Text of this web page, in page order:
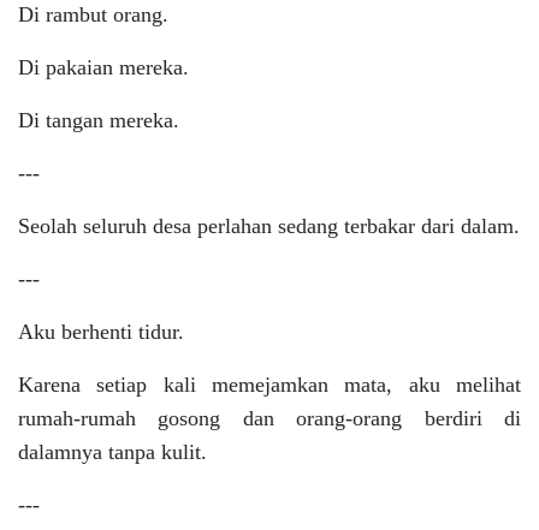
Di rambut orang.
Di pakaian mereka.
Di tangan mereka.
---
Seolah seluruh desa perlahan sedang terbakar dari dalam.
---
Aku berhenti tidur.
Karena setiap kali memejamkan mata, aku melihat
rumah-rumah gosong dan orang-orang berdiri di
dalamnya tanpa kulit.
---